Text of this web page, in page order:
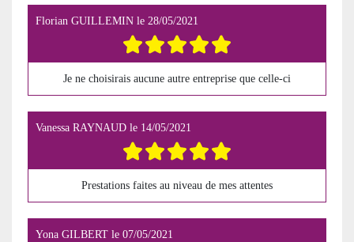
Florian GUILLEMIN le 28/05/2021
Je ne choisirais aucune autre entreprise que celle-ci
Vanessa RAYNAUD le 14/05/2021
Prestations faites au niveau de mes attentes
Yona GILBERT le 07/05/2021